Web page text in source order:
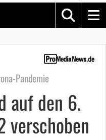
Pandemie
auf den 6.
verschoben